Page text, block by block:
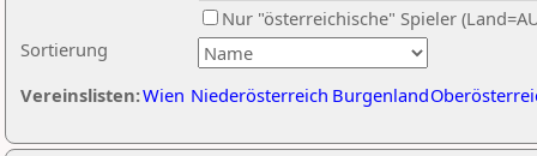
Sortierung
Nur "österreichische" Spieler
Vereinslisten:Wien Niederösterreich Burgenland